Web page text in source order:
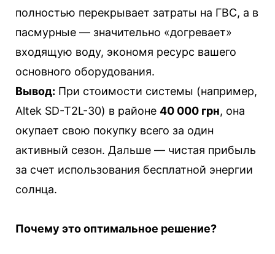
полностью перекрывает затраты на ГВС, а в
пасмурные — значительно «догревает»
входящую воду, экономя ресурс вашего
основного оборудования.
Вывод: При стоимости системы (например,
Altek SD-T2L-30) в районе 40 000 грн, она
окупает свою покупку всего за один
активный сезон. Дальше — чистая прибыль
за счет использования бесплатной энергии
солнца.
Почему это оптимальное решение?